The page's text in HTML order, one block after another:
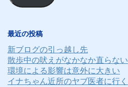
ス
最近の投稿
新ブログの引っ越し先
散歩中の吠えがなかなか直らない
環境による影響は意外に大きい
イナちゃん近所のヤブ医者に行く